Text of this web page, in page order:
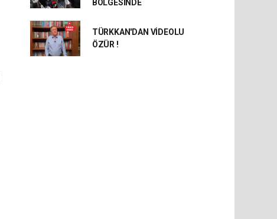
BÖLGESİNDE
TÜRKKAN'DAN VİDEOLU
ÖZÜR !